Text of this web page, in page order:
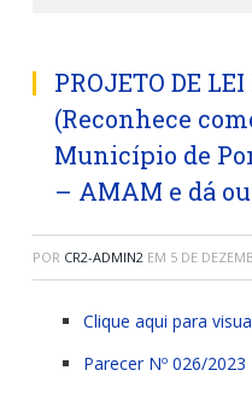
PROJETO DE
(Reconhece
Município de
– AMAM e dá
POR CR2-ADMIN2 EM 5 DE
Clique aqui para
Parecer Nº 026/2023